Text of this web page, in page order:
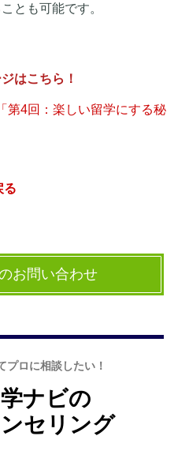
とも可能です。
はこちら！
第4回：楽しい留学にする秘
る
お問い合わせ
プロに相談したい！
ナビの
セリング